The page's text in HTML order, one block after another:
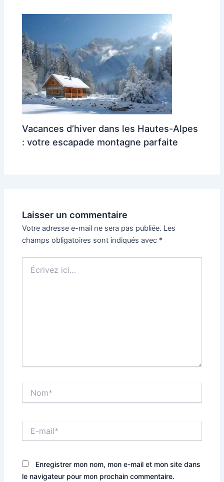
Vacances d’hiver dans les Hautes-Alpes
: votre escapade montagne parfaite
Laisser un commentaire
Votre adresse e-mail ne sera pas publiée. Les
champs obligatoires sont indiqués avec *
ici…
mail*
Enregistrer mon nom, mon e-mail et mon site dans
le navigateur pour mon prochain commentaire.